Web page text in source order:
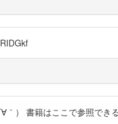
｀） 書籍はここで参照で